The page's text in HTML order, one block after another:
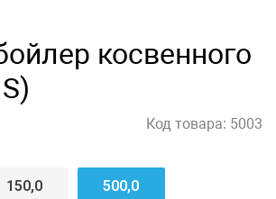
косвенного
Код товара: 5003
150,0 500,0